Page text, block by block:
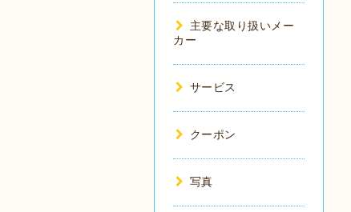
主要な取り扱いメー
カー
サービス
クーポン
写真